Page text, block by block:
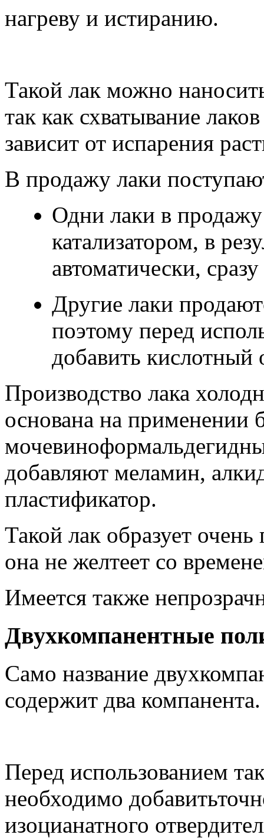
нагреву и истиранию.
Такой лак можно
так как схватывание
зависит от испарения
В продажу лаки
Одни лаки в
катализатором, в
автоматически,
Другие лаки
поэтому перед
добавить кислотный
Производство лака
основана на применении
добавляют меламин,
пластификатор.
Такой лак образует
она не желтеет со
Имеется также
Двухкомпанентные
Само название
содержит два компанента.
Перед использованием
необходимо
изоцианатного